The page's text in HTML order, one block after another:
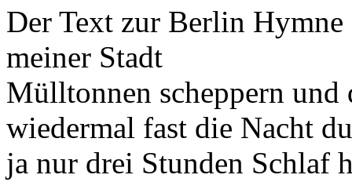
Der Text zur Berlin
meiner Stadt
Mülltonnen scheppern und
wiedermal fast die Nacht
ja nur drei Stunden Schlaf